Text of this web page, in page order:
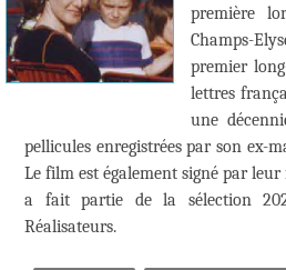
première
Champs-
premier
lettres
une
pellicules enregistrées par son ex-
Le film est également signé par
a fait partie de la sélection
Réalisateurs.